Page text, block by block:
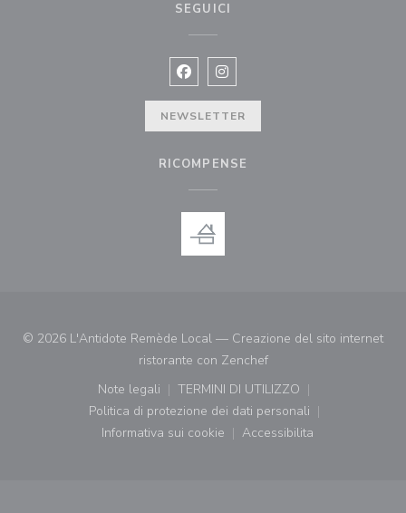
SEGUICI
Facebook ((apre una nuova
Instagram ((apre una nuova
NEWSLETTER
RICOMPENSE
© 2026 L'Antidote Remède Local — Creazione del sito internet
ristorante con Zenchef((apre una nuova
Note legali
((apre una nuova finestra))
TERMINI DI UTILIZZO
((apre una nuova finestra))
Politica di protezione dei dati personali
((apre una nuova finestra))
Informativa sui cookie
((apre una nuova finestra))
Accessibilita
((apre una nuova